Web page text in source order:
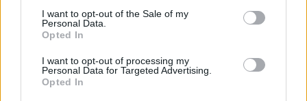
I want to opt-out of the Sale of my
Personal Data.
Opted In
I want to opt-out of processing my
Personal Data for Targeted Advertising.
Opted In